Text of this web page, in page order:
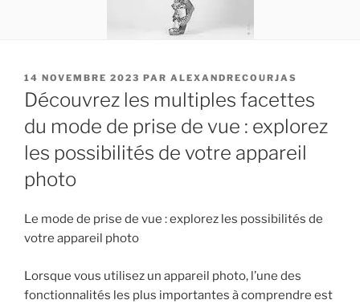
PUBLIÉ
LE
14 NOVEMBRE 2023 PAR ALEXANDRECOURJAS
Découvrez les multiples facettes
du mode de prise de vue : explorez
les possibilités de votre appareil
photo
Le mode de prise de vue : explorez les possibilités de
votre appareil photo
Lorsque vous utilisez un appareil photo, l’une des
fonctionnalités les plus importantes à comprendre est